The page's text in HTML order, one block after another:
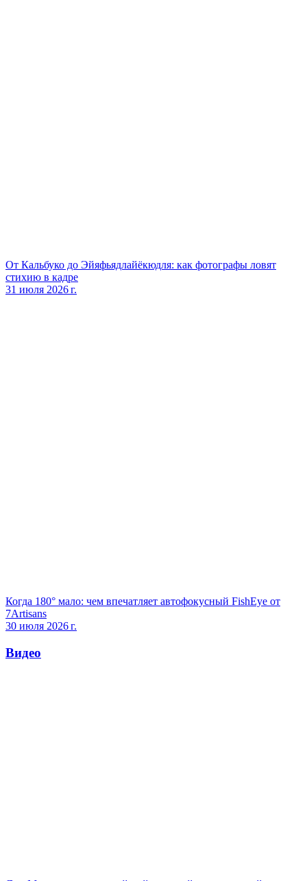
От Кальбуко до Эйяфьядлайёкюдля: как фотографы ловят
стихию в кадре
31 июля 2026 г.
Когда 180° мало: чем впечатляет автофокусный FishEye от
7Artisans
30 июля 2026 г.
Видео